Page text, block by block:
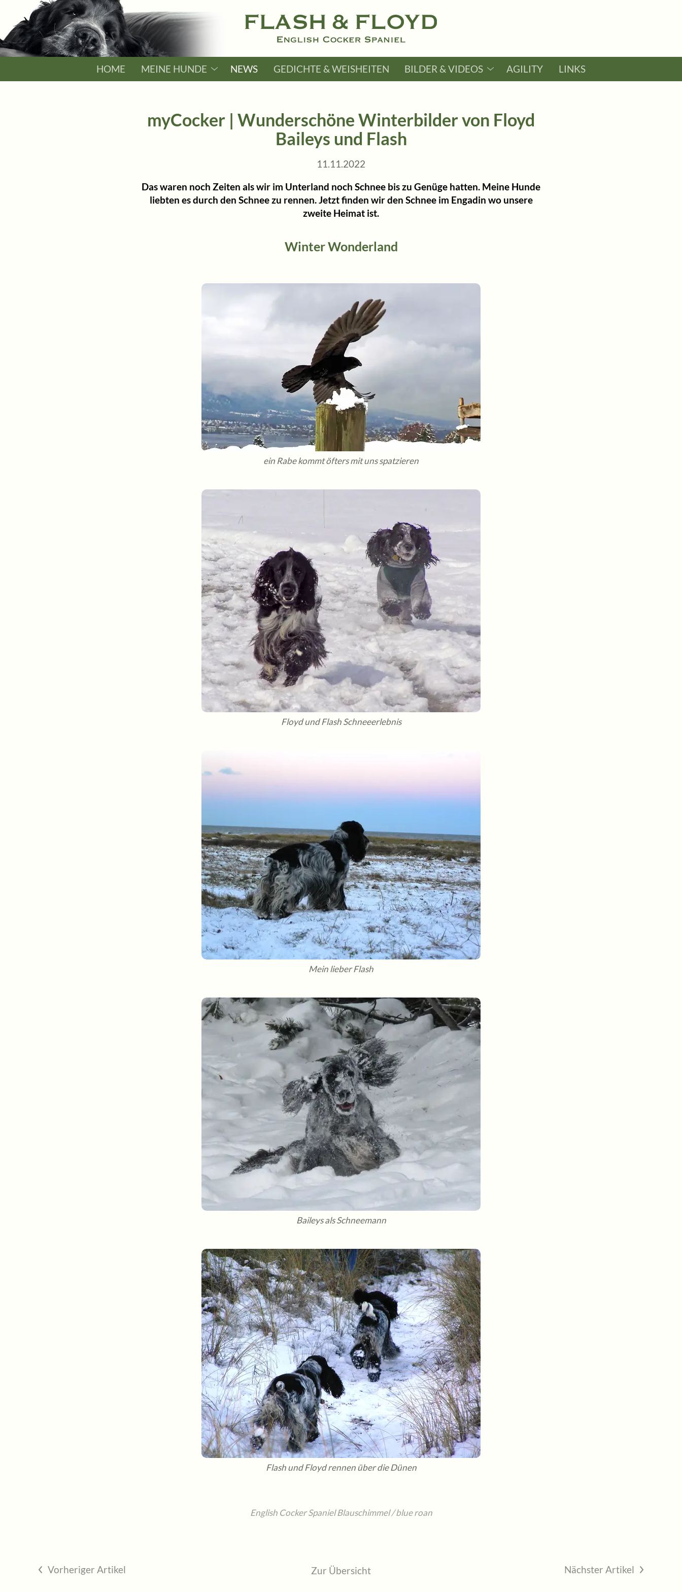
HOME MEINE HUNDE NEWS GEDICHTE & WEISHEITEN BILDER & VIDEOS AGILITY LINKS
myCocker | Wunderschöne Winterbilder von Floyd
Baileys und Flash
11.11.2022
Das waren noch Zeiten als wir im Unterland noch Schnee bis zu Genüge hatten. Meine Hunde
liebten es durch den Schnee zu rennen. Jetzt finden wir den Schnee im Engadin wo unsere
zweite Heimat ist.
Winter Wonderland
ein Rabe kommt öfters mit uns spatzieren
Floyd und Flash Schneeerlebnis
Mein lieber Flash
Baileys als Schneemann
Flash und Floyd rennen über die Dünen
English Cocker Spaniel Blauschimmel / blue roan
Vorheriger Artikel Zur Übersicht Nächster Artikel